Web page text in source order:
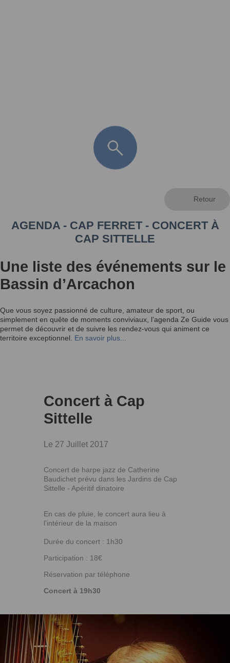
AGENDA - CAP FERRET - CONCERT À
CAP SITTELLE
Une liste des événements sur le
Bassin d’Arcachon
Que vous soyez passionné de culture, amateur de sport, ou
simplement en quête de moments conviviaux, l’agenda Ze Guide vous
permet de découvrir et de suivre les rendez-vous qui animent ce
territoire exceptionnel. En savoir plus...
Concert à Cap
Sittelle
Le 27 Juillet 2017
Concert de harpe jazz de Catherine
Baudichet prévu dans les Jardins de Cap
Sittelle - Apéritif dinatoire
En cas de pluie, le concert aura lieu à
l'intérieur de la maison
Durée du concert : 1h30
Participation : 18€
Réservation par téléphone
Concert à 19h30